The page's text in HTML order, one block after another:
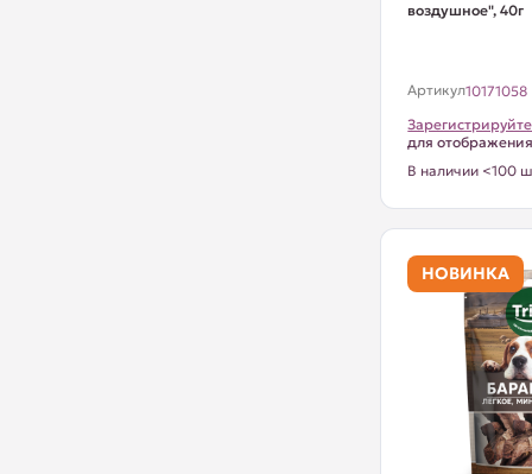
воздушное", 40г
Артикул10171058
для
В наличии <100
НОВИНКА